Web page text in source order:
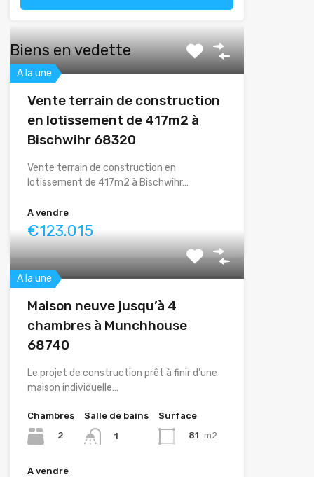
Biens en vedette
A la une
Vente terrain de construction
en lotissement de 417m2 à
Bischwihr 68320
Vente terrain de construction en
lotissement de 417m2 à Bischwihr…
A vendre
€123.015
A la une
Maison neuve jusqu’à 4
chambres à Munchhouse
68740
Le projet de construction prêt à finir d’une
maison individuelle…
Chambres
2
Salle de bains
1
Surface
81 m2
A vendre